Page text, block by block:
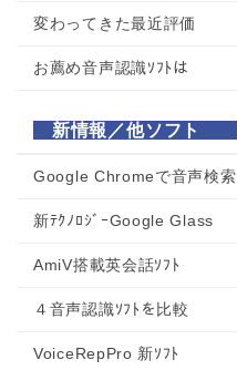
変わってきた最近評価
お薦め音声認識ｿﾌﾄは
新情報／他ソフト
Google Chromeで音声検索
新ﾃｸﾉﾛｼﾞｰGoogle Glass
AmiV搭載英会話ｿﾌﾄ
４音声認識ｿﾌﾄを比較
VoiceRepPro 新ｿﾌﾄ